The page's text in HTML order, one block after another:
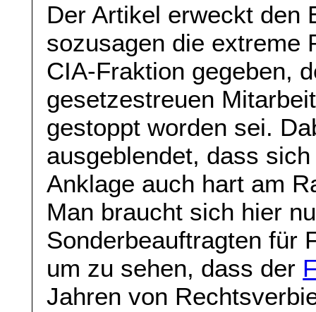
Der Artikel erweckt den
sozusagen die extreme
CIA-Fraktion gegeben,
gesetzestreuen
gestoppt worden sei.
ausgeblendet, dass
Anklage auch hart am
Man braucht sich hier
Sonderbeauftragten für
um zu sehen, dass der
Jahren von